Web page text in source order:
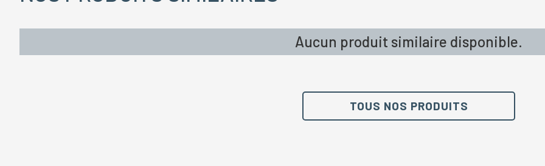
Aucun produit similaire disponible.
TOUS NOS PRODUITS